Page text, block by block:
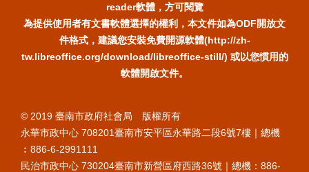
reader軟體，方可閱覽
為提供使用者有文書軟體選擇的權利，本文件如為ODF開放文
件格式，建議您安裝免費開源軟體(http://zh-
tw.libreoffice.org/download/libreoffice-still/) 或以您慣用的
軟體開啟文件。
© 2019 臺南市政府社會局 版權所有
永華市政中心 708201臺南市安平區永華路二段6號7樓｜總機
︰886-6-2991111
民治市政中心 730204臺南市新營區府西路36號｜總機：886-